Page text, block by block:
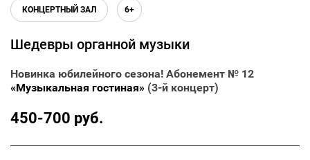
КОНЦЕРТНЫЙ ЗАЛ 6+
Шедевры органной музыки
Новинка юбилейного сезона! Абонемент № 12
«Музыкальная гостиная» (3-й концерт)
450-700 руб.